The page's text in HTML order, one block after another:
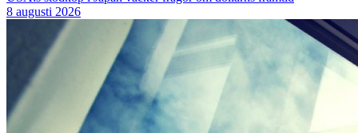
8 augusti 2026